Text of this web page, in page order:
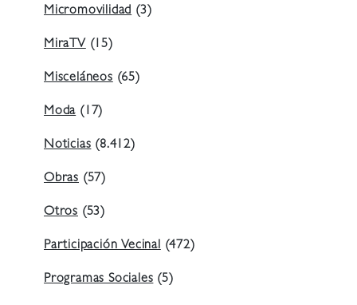
Micromovilidad (3)
MiraTV (15)
Misceláneos (65)
Moda (17)
Noticias (8.412)
Obras (57)
Otros (53)
Participación Vecinal (472)
Programas Sociales (5)